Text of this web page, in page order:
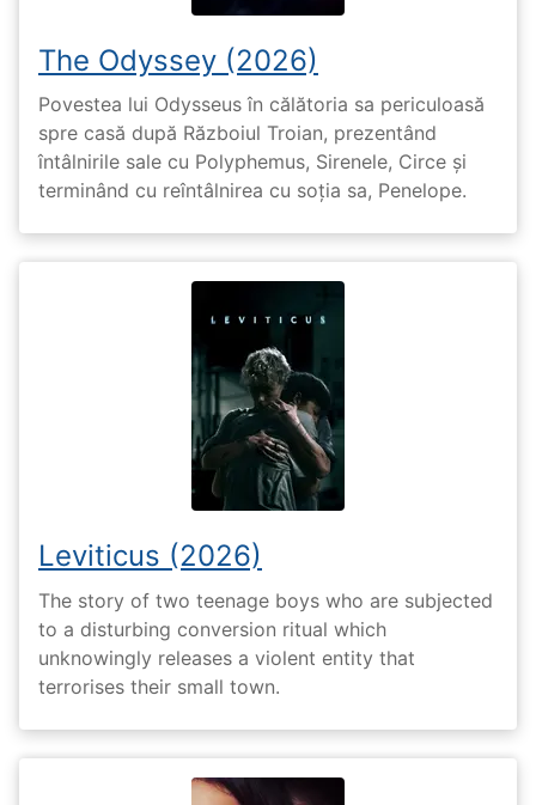
The Odyssey (2026)
Povestea lui Odysseus în călătoria sa periculoasă
spre casă după Războiul Troian, prezentând
întâlnirile sale cu Polyphemus, Sirenele, Circe și
terminând cu reîntâlnirea cu soția sa, Penelope.
Leviticus (2026)
The story of two teenage boys who are subjected
to a disturbing conversion ritual which
unknowingly releases a violent entity that
terrorises their small town.